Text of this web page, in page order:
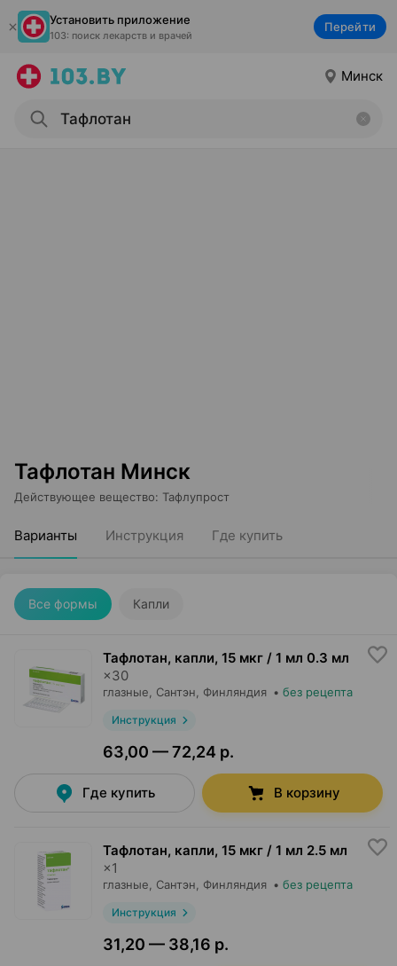
Установить приложение
103: поиск лекарств и врачей
Перейти
Минск
Тафлотан Минск
Действующее вещество: Тафлупрост
Варианты Инструкция Где купить
Все формы Капли
Тафлотан, капли, 15 мкг / 1 мл 0.3 мл
×30
глазные, Сантэн , Финляндия • без рецепта
Инструкция
63,00 — 72,24 р.
Где купить В корзину
Тафлотан, капли, 15 мкг / 1 мл 2.5 мл
×1
глазные, Сантэн , Финляндия • без рецепта
Инструкция
31,20 — 38,16 р.